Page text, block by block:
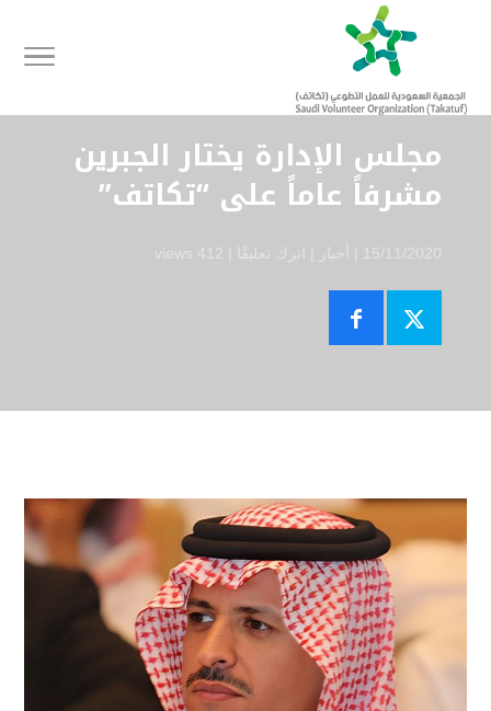
مجلس الإدارة يختار الجبرين
مشرفاً عاماً على “تكاتف”
15/11/2020 | أخبار اترك تعليقًا 412 views